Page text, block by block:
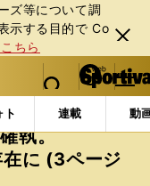
ズ等について調
⽰する⽬的で Co
ちら
閉じ
る
web Sportiva (webスポルティーバ)
検索
マイペ
ー
ジ
メニュ
ト 連載 動
アンディ・マリーと
執。
に (3ページ